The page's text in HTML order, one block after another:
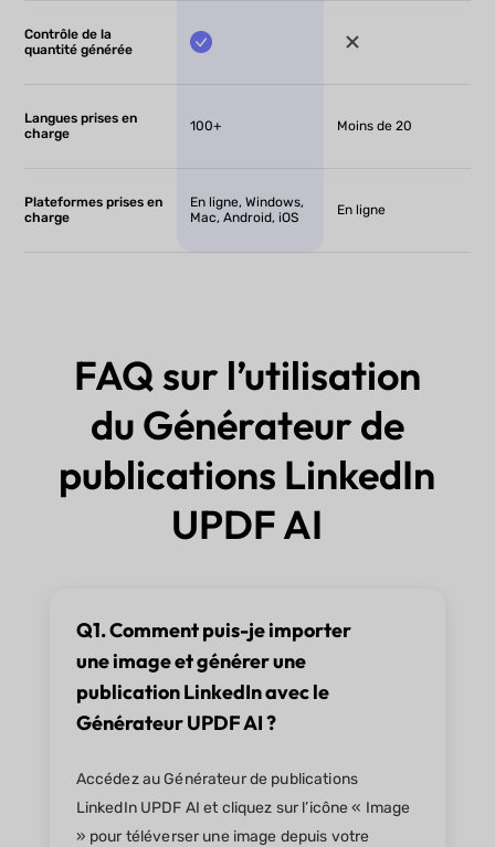
Contrôle de la
quantité générée
Langues prises en
charge
100+ Moins de 20
Plateformes prises en
charge
En ligne, Windows,
Mac, Android, iOS
En ligne
FAQ sur l’utilisation
du Générateur de
publications LinkedIn
UPDF AI
Q1. Comment puis-je importer
une image et générer une
publication LinkedIn avec le
Générateur UPDF AI ?
Accédez au Générateur de publications
LinkedIn UPDF AI et cliquez sur l’icône « Image
» pour téléverser une image depuis votre